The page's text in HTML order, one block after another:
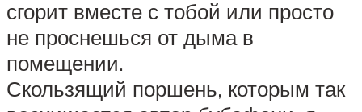
сгорит вместе с тобой или просто
не проснешься от дыма в
помещении.
Скользящий поршень, которым так